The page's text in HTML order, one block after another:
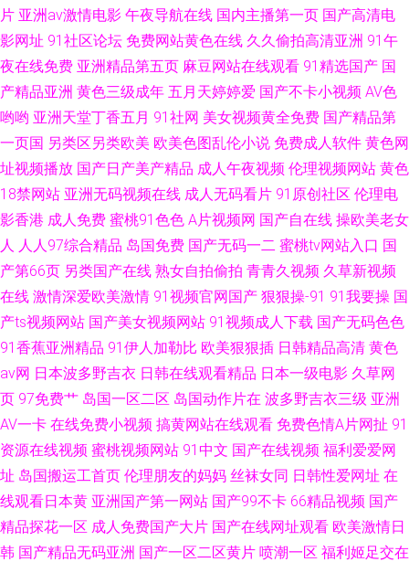
片 亚洲av激情电影 午夜导航在线 国内主播第一页 国产高清电
影网址 91社区论坛 免费网站黄色在线 久久偷拍高清亚洲 91午
夜在线免费 亚洲精品第五页 麻豆网站在线观看 91精选国产 国
产精品亚洲 黄色三级成年 五月天婷婷爱 国产不卡小视频 AV色
哟哟 亚洲天堂丁香五月 91社网 美女视频黄全免费 国产精品第
一页国 另类区另类欧美 欧美色图乱伦小说 免费成人软件 黄色网
址视频播放 国产日产美产精品 成人午夜视频 伦理视频网站 黄色
18禁网站 亚洲无码视频在线 成人无码看片 91原创社区 伦理电
影香港 成人免费 蜜桃91色色 A片视频网 国产自在线 操欧美老女
人 人人97综合精品 岛国免费 国产无码一二 蜜桃tv网站入口 国
产第66页 另类国产在线 熟女自拍偷拍 青青久视频 久草新视频
在线 激情深爱欧美激情 91视频官网国产 狠狠操-91 91我要操 国
产ts视频网站 国产美女视频网站 91视频成人下载 国产无码色色
91香蕉亚洲精品 91伊人加勒比 欧美狠狠插 日韩精品高清 黄色
av网 日本波多野吉衣 日韩在线观看精品 日本一级电影 久草网
页 97免费艹 岛国一区二区 岛国动作片在 波多野吉衣三级 亚洲
AV一卡 在线免费小视频 搞黄网站在线观看 免费色情A片网扯 91
资源在线视频 蜜桃视频网站 91中文 国产在线视频 福利爱爱网
址 岛国搬运工首页 伦理朋友的妈妈 丝袜女同 日韩性爱网址 在
线观看日本黄 亚洲国产第一网站 国产99不卡 66精品视频 国产
精品探花一区 成人免费国产大片 国产在线网址观看 欧美激情日
韩 国产精品无码亚洲 国产一区二区黄片 喷潮一区 福利姬足交在